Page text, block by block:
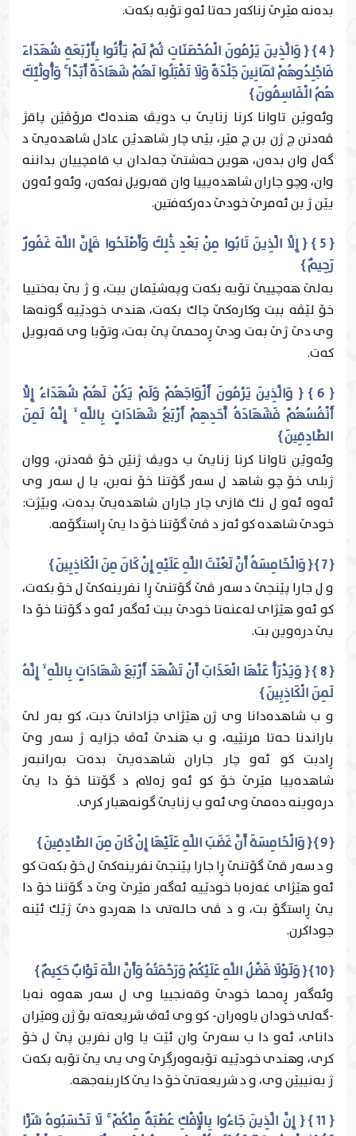
بده‌نه‌ مێرێ زناكه‌ر حه‌تا ئه‌و تۆبه‌ بكه‌ت.
{ 4 } { وَالَّذِينَ يَرْمُونَ الْمُحْصَنَاتِ ثُمَّ لَمْ يَأْتُوا بِأَرْبَعَةِ شُهَدَاءَ
فَاجْلِدُوهُمْ ثَمَانِينَ جَلْدَةً وَلَا تَقْبَلُوا لَهُمْ شَهَادَةً أَبَدًا ۚ وَأُولَٰئِكَ
هُمُ الْفَاسِقُونَ }
وئه‌وێن تاوانا كرنا زنايێ ب دويڤ هنده‌ك مرۆڤێن پاقژ
ڤه‌دنن چ ژن بن چ مێر، بێى چار شاهدێن عادل شاهده‌يێ د
گه‌ل وان بده‌ن، هوين حه‌شتێ جه‌لدان ب قامچییان بداننه‌
وان، وچو جاران شاهده‌يییا وان قه‌بويل نه‌كه‌ن، وئه‌و ئه‌ون
يێن ژ بن ئه‌مرێ خودێ ده‌ركه‌فتين.
{ 5 } { إِلَّا الَّذِينَ تَابُوا مِنْ بَعْدِ ذَٰلِكَ وَأَصْلَحُوا فَإِنَّ اللَّهَ غَفُورٌ
رَحِيمٌ }
به‌لێ هه‌چییێ تۆبه‌ بكه‌ت وپه‌شێمان ببت، و ژ بێ به‌ختییا
خۆ لێڤه‌ ببت وكاره‌كێ چاك بكه‌ت، هندى خودێیه‌ گونه‌ها
وى دێ ژێ به‌ت ودێ ڕه‌حمێ پێ به‌ت، وتۆبا وى قه‌بويل
كه‌ت.
{ 6 } { وَالَّذِينَ يَرْمُونَ أَزْوَاجَهُمْ وَلَمْ يَكُنْ لَهُمْ شُهَدَاءُ إِلَّا
أَنْفُسُهُمْ فَشَهَادَةُ أَحَدِهِمْ أَرْبَعُ شَهَادَاتٍ بِاللَّهِ ۙ إِنَّهُ لَمِنَ
الصَّادِقِينَ }
وئه‌وێن تاوانا كرنا زنايێ ب دويڤ ژنێن خۆ ڤه‌دنن، ووان
ژبلی خۆ چو شاهد ل سه‌ر گۆتنا خۆ نه‌بن، يا ل سه‌ر وى
ئه‌وه‌ ئه‌و ل نك قازى چار جاران شاهده‌يێ بده‌ت، وبێژت:
خودێ شاهده‌ كو ئه‌ز د ڤێ گۆتنا خۆ دا يێ ڕاستگۆمه‌.
{ 7 } { وَالْخَامِسَةُ أَنَّ لَعْنَتَ اللَّهِ عَلَيْهِ إِنْ كَانَ مِنَ الْكَاذِبِينَ }
و ل جارا پێنجێ د سه‌ر ڤێ گۆتنێ ڕا نفرينه‌كێ ل خۆ بكه‌ت،
كو ئه‌و هێژاى له‌عنه‌تا خودێ ببت ئه‌گه‌ر ئه‌و د گۆتنا خۆ دا
يێ دره‌وين بت.
{ 8 } { وَيَدْرَأُ عَنْهَا الْعَذَابَ أَنْ تَشْهَدَ أَرْبَعَ شَهَادَاتٍ بِاللَّهِ ۙ إِنَّهُ
لَمِنَ الْكَاذِبِينَ }
و ب شاهده‌دانا وى ژن هێژاى جزادانێ دبت، كو به‌ر لێ
باراندنا حه‌تا مرنێیه‌، و ب هندێ ئه‌ڤ جزايه‌ ژ سه‌ر وێ
ڕادبت كو ئه‌و چار جاران شاهده‌يێ بده‌ت به‌رانبه‌ر
شاهده‌يیا مێرێ خۆ كو ئه‌و زه‌لام د گۆتنا خۆ دا يێ
دره‌وينه‌ ده‌مێ وى ئه‌و ب زنايێ گونه‌هبار كرى.
{ 9 } { وَالْخَامِسَةَ أَنَّ غَضَبَ اللَّهِ عَلَيْهَا إِنْ كَانَ مِنَ الصَّادِقِينَ }
و د سه‌ر ڤێ گۆتنێ ڕا جارا پێنجێ نفرينه‌كێ ل خۆ بكه‌ت كو
ئه‌و هێژاى غه‌زه‌با خودێیه‌ ئه‌گه‌ر مێرێ وێ د گۆتنا خۆ دا
يێ ڕاستگۆ بت، و د ڤى حاله‌تى دا هه‌ردو دێ ژێك ئێنه‌
جوداكرن.
{ 10 } { وَلَوْلَا فَضْلُ اللَّهِ عَلَيْكُمْ وَرَحْمَتُهُ وَأَنَّ اللَّهَ تَوَّابٌ حَكِيمٌ }
وئه‌گه‌ر ڕه‌حما خودێ وقه‌نجییا وى ل سه‌ر هه‌وه‌ نه‌با
-گه‌لی خودان باوه‌ران- كو وى ئه‌ڤ شريعه‌ته‌ بۆ ژن ومێران
داناى، ئه‌و دا ب سه‌رێ وان ئێت يا وان نفرين پێ ل خۆ
كرى، وهندى خودێیه‌ تۆبه‌وه‌رگرێ وى يى يێ تۆبه‌ بكه‌ت
ژ به‌نییێن وى، و د شريعه‌تێ خۆ دا يێ كاربنه‌جهه‌.
{ 11 } { إِنَّ الَّذِينَ جَاءُوا بِالْإِفْكِ عُصْبَةٌ مِنْكُمْ ۚ لَا تَحْسَبُوهُ شَرًّا